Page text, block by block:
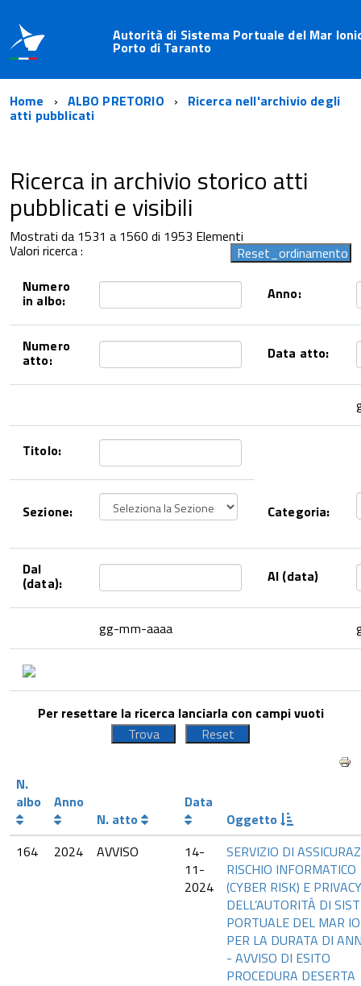
Autorità di Sistema Portuale del Mar
Porto di Taranto
Home ALBO PRETORIO Ricerca nell'archivio degli
atti pubblicati
Ricerca in archivio storico atti
pubblicati e visibili
Mostrati da 1531 a 1560 di 1953 Elementi
Valori ricerca :
Numero
in albo: Anno:
Numero
atto: Data atto:
Titolo:
Sezione: Categoria:
Dal
(data): Al (data)
gg-mm-aaaa
Per resettare la ricerca lanciarla con campi vuoti
N.
albo
Anno
N. atto
Data
Oggetto
164
2024 AVVISO
14-
11-
2024
SERVIZIO DI
RISCHIO INFORMATICO
(CYBER RISK) E PRIVACY
DELL’AUTORITÀ DI
PORTUALE DEL MAR
PER LA DURATA DI
- AVVISO DI ESITO
PROCEDURA DESERTA